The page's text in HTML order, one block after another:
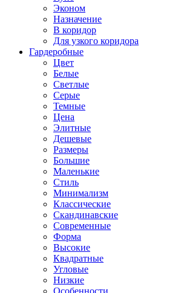
Эконом
Назначение
В коридор
Для узкого коридора
Гардеробные
Цвет
Белые
Светлые
Серые
Темные
Цена
Элитные
Дешевые
Размеры
Большие
Маленькие
Стиль
Минимализм
Классические
Скандинавские
Современные
Форма
Высокие
Квадратные
Угловые
Низкие
Особенности